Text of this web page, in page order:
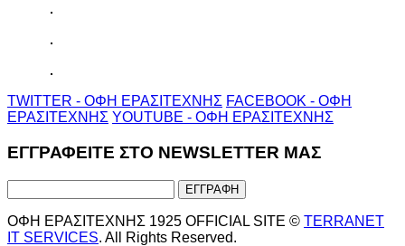
TWITTER - ΟΦΗ ΕΡΑΣΙΤΕΧΝΗΣ FACEBOOK - ΟΦΗ
ΕΡΑΣΙΤΕΧΝΗΣ YOUTUBE - ΟΦΗ ΕΡΑΣΙΤΕΧΝΗΣ
ΕΓΓΡΑΦΕΙΤΕ ΣΤΟ NEWSLETTER ΜΑΣ
ΟΦΗ ΕΡΑΣΙΤΕΧΝΗΣ 1925 OFFICIAL SITE © TERRANET
IT SERVICES. All Rights Reserved.